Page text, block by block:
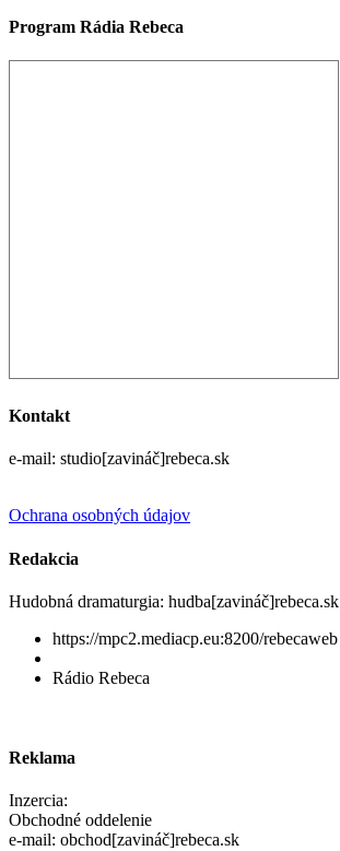
Program Rádia Rebeca
Kontakt
e-mail: studio[zavináč]rebeca.sk
Ochrana osobných údajov
Redakcia
Hudobná dramaturgia: hudba[zavináč]rebeca.sk
https://mpc2.mediacp.eu:8200/rebecaweb
Rádio Rebeca
Reklama
Inzercia:
Obchodné oddelenie
e-mail: obchod[zavináč]rebeca.sk